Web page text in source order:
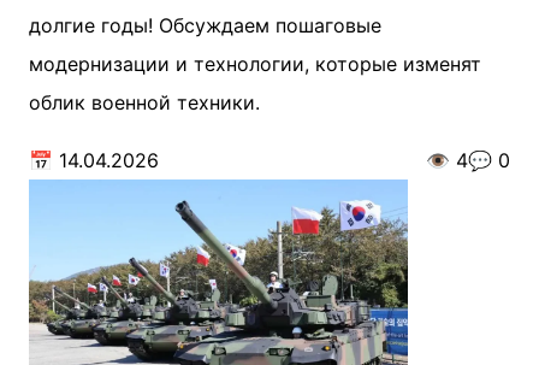
долгие годы! Обсуждаем пошаговые
модернизации и технологии, которые изменят
облик военной техники.
📅 14.04.2026 👁️ 4💬 0